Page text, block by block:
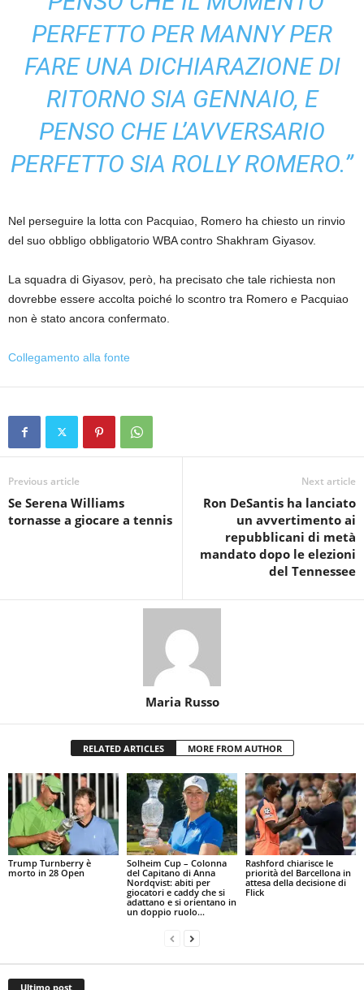
PERFETTO PER MANNY PER
FARE UNA DICHIARAZIONE DI
RITORNO SIA GENNAIO, E
PENSO CHE L’AVVERSARIO
PERFETTO SIA ROLLY ROMERO.”
Nel perseguire la lotta con Pacquiao, Romero ha chiesto un rinvio
del suo obbligo obbligatorio WBA contro Shakhram Giyasov.
La squadra di Giyasov, però, ha precisato che tale richiesta non
dovrebbe essere accolta poiché lo scontro tra Romero e Pacquiao
non è stato ancora confermato.
Collegamento alla fonte
Previous article
Se Serena Williams
tornasse a giocare a tennis
Next article
Ron DeSantis ha lanciato
un avvertimento ai
repubblicani di metà
mandato dopo le elezioni
del Tennessee
Maria Russo
RELATED ARTICLES MORE FROM AUTHOR
Trump Turnberry è
morto in 28 Open
Solheim Cup – Colonna
del Capitano di Anna
Nordqvist: abiti per
giocatori e caddy che si
adattano e si orientano in
un doppio ruolo...
Rashford chiarisce le
priorità del Barcellona in
attesa della decisione di
Flick
Ultimo post